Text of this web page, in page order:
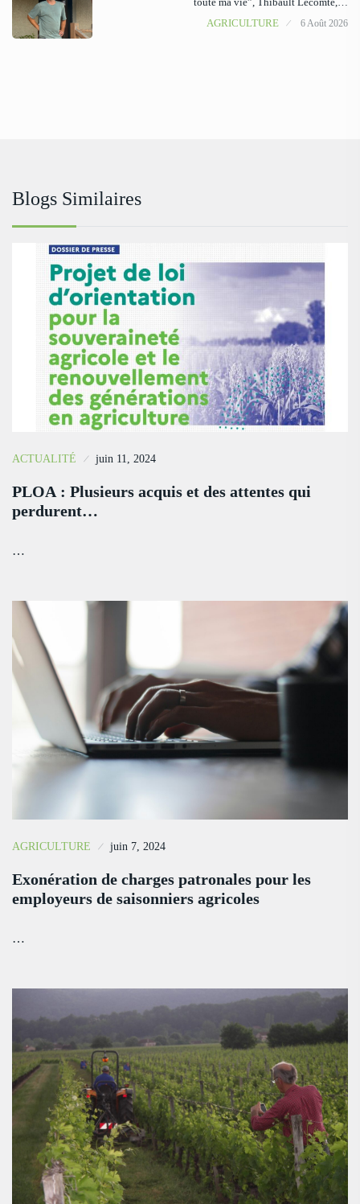
AGRICULTURE
6 Août 2026
Blogs Similaires
ACTUALITÉ juin 11, 2024
PLOA : Plusieurs acquis et des attentes qui
perdurent…
…
AGRICULTURE juin 7, 2024
Exonération de charges patronales pour les
employeurs de saisonniers agricoles
…